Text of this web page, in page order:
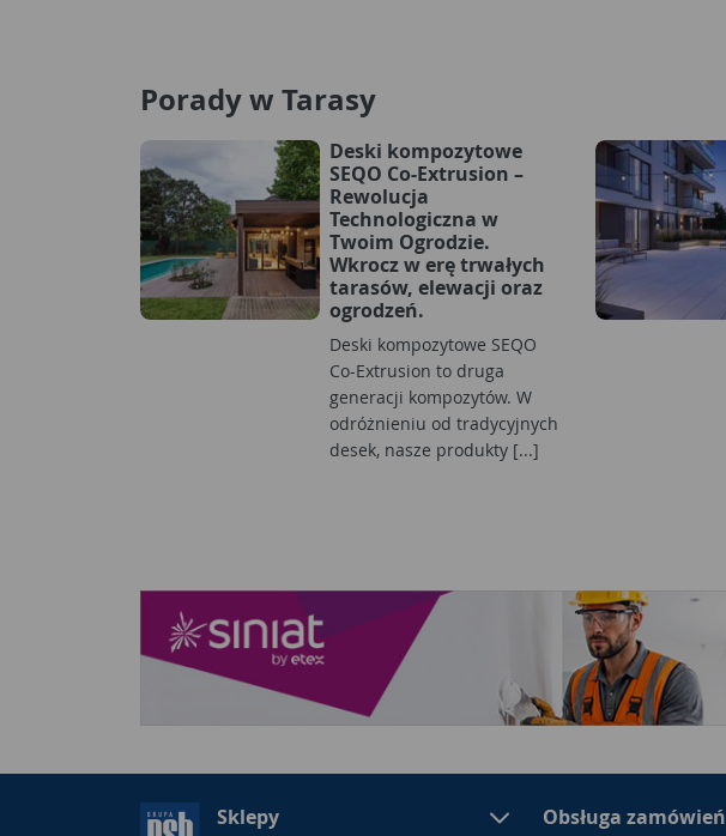
Porady w Tarasy
Deski kompozytowe
SEQO Co-Extrusion –
Rewolucja
Technologiczna w
Twoim Ogrodzie.
Wkrocz w erę trwałych
tarasów, elewacji oraz
ogrodzeń.
Deski kompozytowe SEQO
Co-Extrusion to druga
generacji kompozytów. W
odróżnieniu od tradycyjnych
desek, nasze produkty [...]
Sklepy Obsługa zamówień